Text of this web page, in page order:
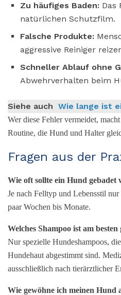
Zu häufiges Baden: Das
natürlichen Schutzfilm.
Falsche Produkte:
aggressive Reiniger
Schneller Ablauf ohne
Abwehrverhalten beim
Siehe auch Wie lange ist
Wer diese Fehler vermeidet,
Routine, die Hund und Halter
Fragen aus der
Wie oft sollte ein Hund gebadet
Je nach Felltyp und Lebensstil
paar Wochen bis Monate.
Welches Shampoo ist am besten
Nur spezielle Hundeshampoos,
Hundehaut abgestimmt sind.
ausschließlich nach tierärztlicher
Wie gewöhne ich meinen Hund